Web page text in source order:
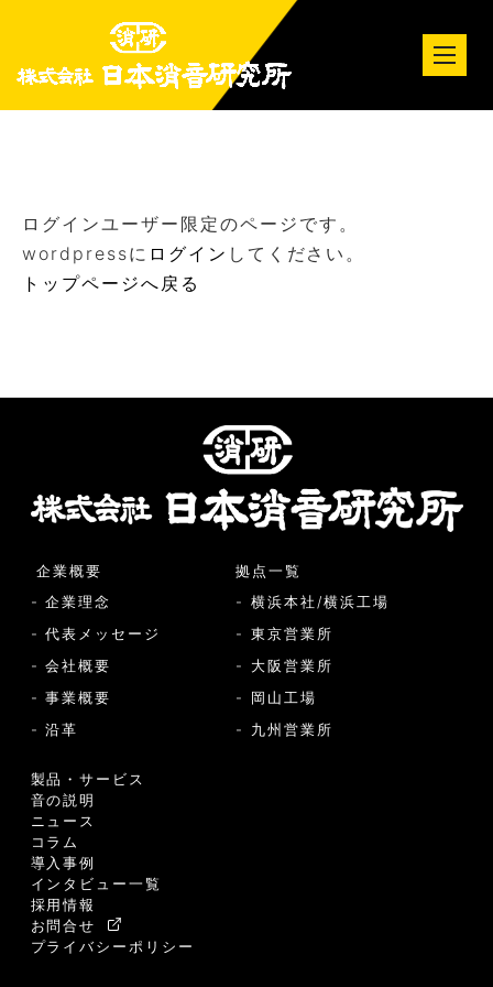
ログインユーザー限定のページです。
wordpressに ログイン してください。
トップページへ戻る
企業概要
- 企業理念
- 代表メッセージ
- 会社概要
- 事業概要
- 沿革
製品・サービス
音の説明
ニュース
コラム
導入事例
インタビュー一覧
採用情報
お問合せ
プライバシーポリシー
拠点一覧
- 横浜本社/横浜工場
- 東京営業所
- 大阪営業所
- 岡山工場
- 九州営業所